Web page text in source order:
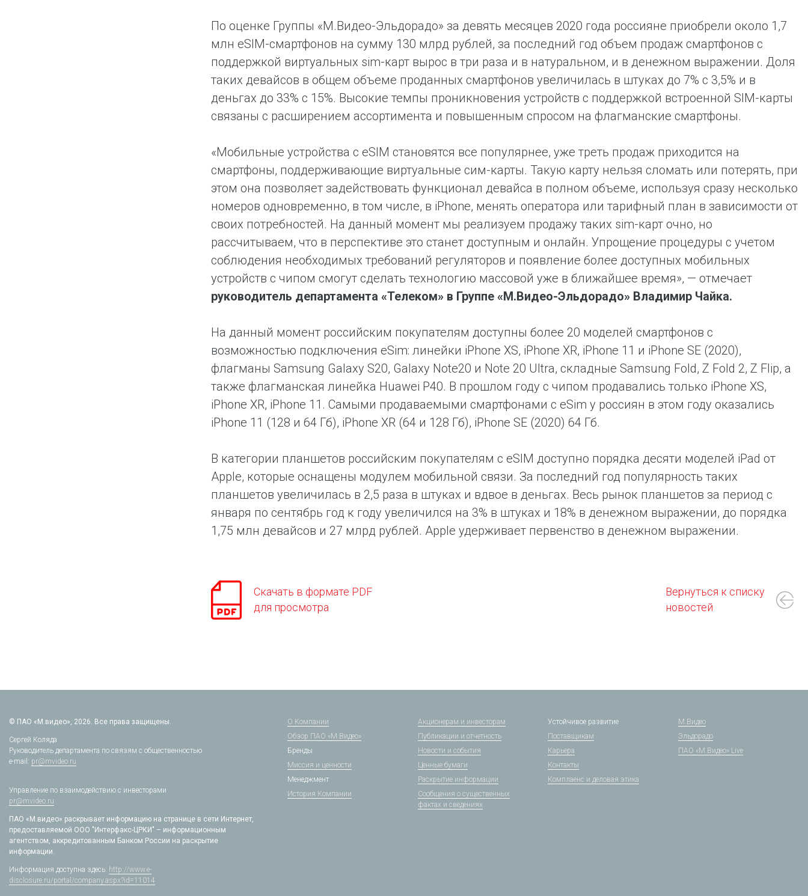
По оценке Группы «М.Видео-Эльдорадо» за девять месяцев 2020 года россияне приобрели около 1,7
млн eSIM-смартфонов на сумму 130 млрд рублей, за последний год объем продаж смартфонов с
поддержкой виртуальных sim-карт вырос в три раза и в натуральном, и в денежном выражении. Доля
таких девайсов в общем объеме проданных смартфонов увеличилась в штуках до 7% с 3,5% и в
деньгах до 33% с 15%. Высокие темпы проникновения устройств с поддержкой встроенной SIM-карты
связаны с расширением ассортимента и повышенным спросом на флагманские смартфоны.
«Мобильные устройства с eSIM становятся все популярнее, уже треть продаж приходится на
смартфоны, поддерживающие виртуальные сим-карты. Такую карту нельзя сломать или потерять, при
этом она позволяет задействовать функционал девайса в полном объеме, используя сразу несколько
номеров одновременно, в том числе, в iPhone, менять оператора или тарифный план в зависимости от
своих потребностей. На данный момент мы реализуем продажу таких sim-карт очно, но
рассчитываем, что в перспективе это станет доступным и онлайн. Упрощение процедуры с учетом
соблюдения необходимых требований регуляторов и появление более доступных мобильных
устройств с чипом смогут сделать технологию массовой уже в ближайшее время», — отмечает
руководитель департамента «Телеком» в Группе «М.Видео-Эльдорадо» Владимир Чайка.
На данный момент российским покупателям доступны более 20 моделей смартфонов с
возможностью подключения eSim: линейки iPhone XS, iPhone XR, iPhone 11 и iPhone SE (2020),
флагманы Samsung Galaxy S20, Galaxy Note20 и Note 20 Ultra, складные Samsung Fold, Z Fold 2, Z Flip, а
также флагманская линейка Huawei P40. В прошлом году с чипом продавались только iPhone XS,
iPhone XR, iPhone 11. Самыми продаваемыми смартфонами с eSim у россиян в этом году оказались
iPhone 11 (128 и 64 Гб), iPhone XR (64 и 128 Гб), iPhone SE (2020) 64 Гб.
В категории планшетов российским покупателям с eSIM доступно порядка десяти моделей iPad от
Apple, которые оснащены модулем мобильной связи. За последний год популярность таких
планшетов увеличилась в 2,5 раза в штуках и вдвое в деньгах. Весь рынок планшетов за период с
января по сентябрь год к году увеличился на 3% в штуках и 18% в денежном выражении, до порядка
1,75 млн девайсов и 27 млрд рублей. Apple удерживает первенство в денежном выражении.
Скачать в формате PDF
для просмотра
Вернуться к списку
новостей
© ПАО «М.видео», 2026. Все права защищены.
Сергей Коляда
Руководитель департамента по связям с общественностью
e-mail: pr@mvideo.ru
Управление по взаимодействию с инвесторами
pr@mvideo.ru
ПАО «М.видео» раскрывает информацию на странице в сети Интернет,
предоставляемой ООО "Интерфакс-ЦРКИ" – информационным
агентством, аккредитованным Банком России на раскрытие
информации.
Информация доступна здесь: http://www.e-
disclosure.ru/portal/company.aspx?id=11014
О Компании
Обзор ПАО «М.Видео»
Бренды
Миссия и ценности
Менеджмент
История Компании
Акционерам и инвесторам
Публикации и отчетность
Новости и события
Ценные бумаги
Раскрытие информации
Сообщения о существенных
фактах и сведениях
Устойчивое развитие
Поставщикам
Карьера
Контакты
Комплаенс и деловая этика
М.Видео
Эльдорадо
ПАО «М.Видео» Live